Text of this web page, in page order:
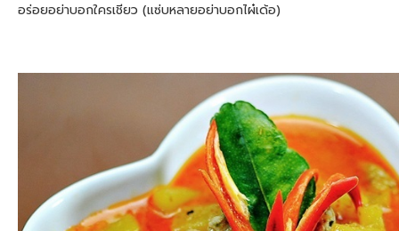
อร่อยอย่าบอกใครเชียว (แซ่บหลายอย่าบอกไผ๋เด้อ)